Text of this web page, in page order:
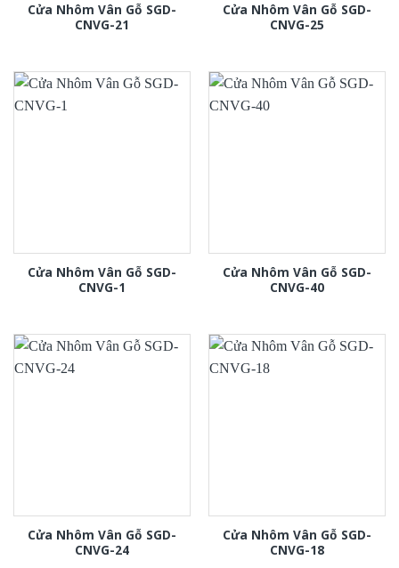
Cửa Nhôm Vân Gỗ SGD-
CNVG-21
Cửa Nhôm Vân Gỗ SGD-
CNVG-25
Cửa Nhôm Vân Gỗ SGD-
CNVG-1
Cửa Nhôm Vân Gỗ SGD-
CNVG-40
Cửa Nhôm Vân Gỗ SGD-
CNVG-24
Cửa Nhôm Vân Gỗ SGD-
CNVG-18